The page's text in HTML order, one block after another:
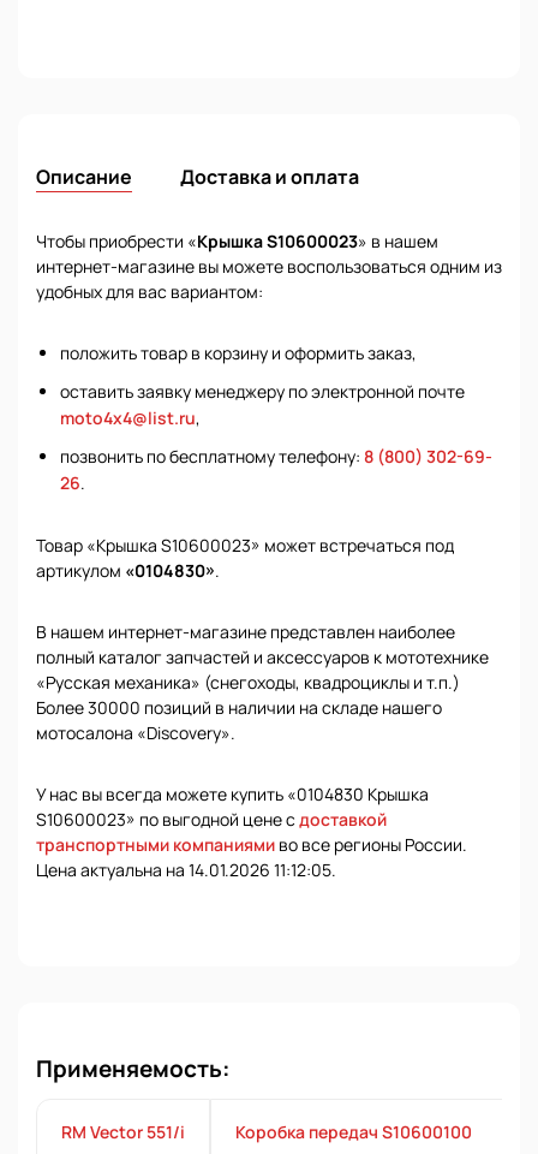
Описание Доставка и оплата
Чтобы приобрести «Крышка S10600023» в нашем
интернет-магазине вы можете воспользоваться одним из
удобных для вас вариантом:
положить товар в корзину и оформить заказ,
оставить заявку менеджеру по электронной почте
moto4x4@list.ru,
позвонить по бесплатному телефону: 8 (800) 302-69-
26.
Товар «Крышка S10600023» может встречаться под
артикулом «0104830».
В нашем интернет-магазине представлен наиболее
полный каталог запчастей и аксессуаров к мототехнике
«Русская механика» (снегоходы, квадроциклы и т.п.)
Более 30000 позиций в наличии на складе нашего
мотосалона «Discovery».
У нас вы всегда можете купить «0104830 Крышка
S10600023» по выгодной цене с доставкой
транспортными компаниями во все регионы России.
Цена актуальна на 14.01.2026 11:12:05.
Применяемость:
RM Vector 551/i Коробка передач S10600100